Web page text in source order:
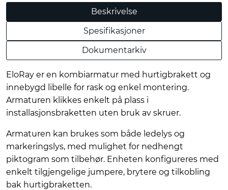
Beskrivelse
Spesifikasjoner
Dokumentarkiv
EloRay er en kombiarmatur med hurtigbrakett og
innebygd libelle for rask og enkel montering.
Armaturen klikkes enkelt på plass i
installasjonsbraketten uten bruk av skruer.
Armaturen kan brukes som både ledelys og
markeringslys, med mulighet for nedhengt
piktogram som tilbehør. Enheten konfigureres med
enkelt tilgjengelige jumpere, brytere og tilkobling
bak hurtigbraketten.